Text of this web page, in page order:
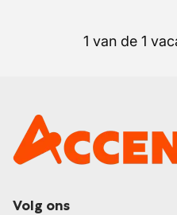
1 van de 1
Volg ons